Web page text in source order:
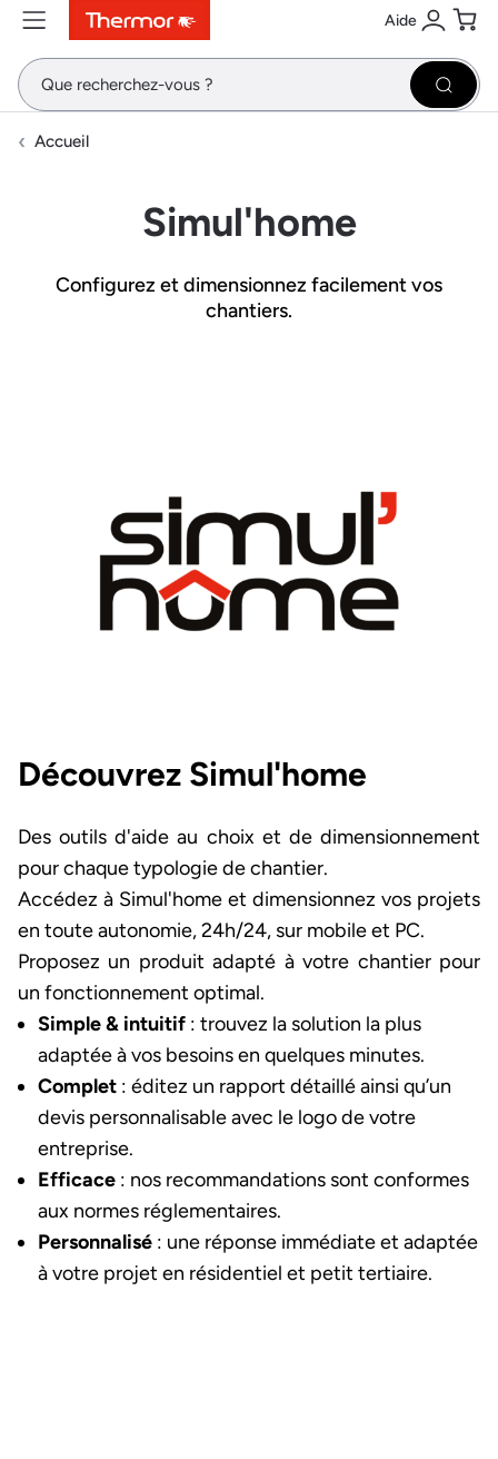
ContenuMenuRecherche Aide
Se
Accueil
Simul'home
Configurez et dimensionnez facilement vos
chantiers.
Découvrez Simul'home
Des outils d'aide au choix et de dimensionnement
pour chaque typologie de chantier.
Accédez à Simul'home et dimensionnez vos projets
en toute autonomie, 24h/24, sur mobile et PC.
Proposez un produit adapté à votre chantier pour
un fonctionnement optimal.
Simple & intuitif : trouvez la solution la plus
adaptée à vos besoins en quelques minutes.
Complet : éditez un rapport détaillé ainsi qu’un
devis personnalisable avec le logo de votre
entreprise.
Efficace : nos recommandations sont conformes
aux normes réglementaires.
Personnalisé : une réponse immédiate et adaptée
à votre projet en résidentiel et petit tertiaire.